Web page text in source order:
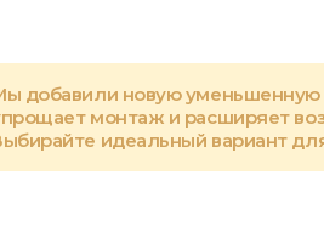
добавили новую уменьшенную
монтаж и расширяет
идеальный вариант